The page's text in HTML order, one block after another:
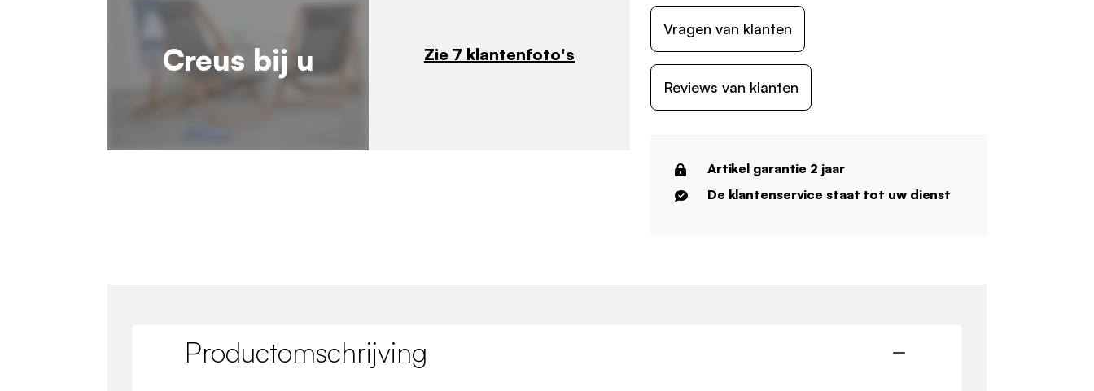
Creus bij u Zie 7 klantenfoto's
Vragen van klanten
Reviews van klanten
Artikel garantie 2 jaar
De klantenservice staat tot uw dienst
Productomschrijving